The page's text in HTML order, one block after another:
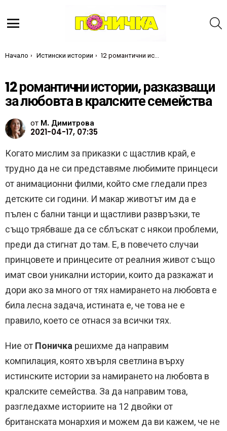
Ти си тук:
Начало Истински истории 12 романтични истории, разказващи за любовта в кралските семейства
12 романтични истории, разказващи
за любовта в кралските семейства
от М. Димитрова
2021-04-17, 07:35
Когато мислим за приказки с щастлив край, е
трудно да не си представяме любимите принцеси
от анимационни филми, който сме гледали през
детските си години. И макар животът им да е
пълен с бални танци и щастливи развръзки, те
също трябваше да се сблъскат с някои проблеми,
преди да стигнат до там. Е, в повечето случаи
принцовете и принцесите от реалния живот също
имат свои уникални истории, които да разкажат и
дори ако за много от тях намирането на любовта е
била лесна задача, истината е, че това не е
правило, което се отнася за всички тях.
Ние от Поничка решихме да направим
компилация, която хвърля светлина върху
истинските истории за намирането на любовта в
кралските семейства. За да направим това,
разгледахме историите на 12 двойки от
британската монархия и можем да ви кажем, че не